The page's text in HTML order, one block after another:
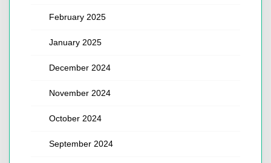
February 2025
January 2025
December 2024
November 2024
October 2024
September 2024